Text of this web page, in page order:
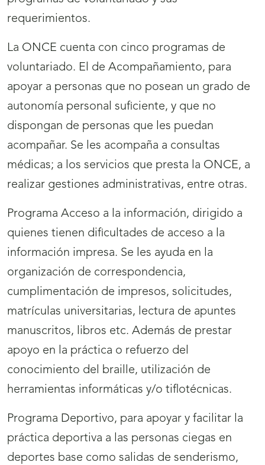
requerimientos.
La ONCE cuenta con cinco programas de
voluntariado. El de Acompañamiento, para
apoyar a personas que no posean un grado de
autonomía personal suficiente, y que no
dispongan de personas que les puedan
acompañar. Se les acompaña a consultas
médicas; a los servicios que presta la ONCE, a
realizar gestiones administrativas, entre otras.
Programa Acceso a la información, dirigido a
quienes tienen dificultades de acceso a la
información impresa. Se les ayuda en la
organización de correspondencia,
cumplimentación de impresos, solicitudes,
matrículas universitarias, lectura de apuntes
manuscritos, libros etc. Además de prestar
apoyo en la práctica o refuerzo del
conocimiento del braille, utilización de
herramientas informáticas y/o tiflotécnicas.
Programa Deportivo, para apoyar y facilitar la
práctica deportiva a las personas ciegas en
deportes base como salidas de senderismo,